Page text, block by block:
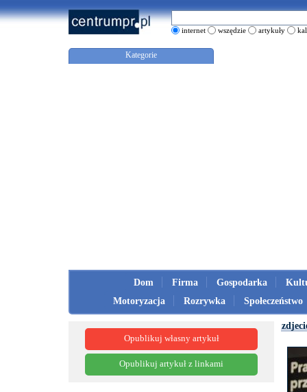
internet wszędzie artykuły
Kategorie
Dom Firma Gospodarka
Motoryzacja
Rozrywka Społeczeństwo
Opublikuj własny artykuł
Opublikuj artykuł z linkami